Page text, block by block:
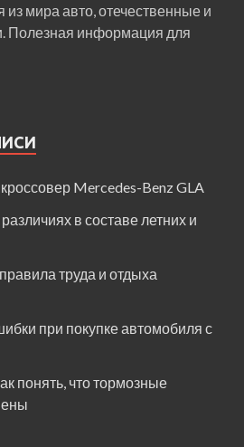
мира авто, отечественные и
Полезная информация для
Mercedes-Benz GLA
в составе летних и
труда и отдыха
при покупке автомобиля с
понять, что тормозные